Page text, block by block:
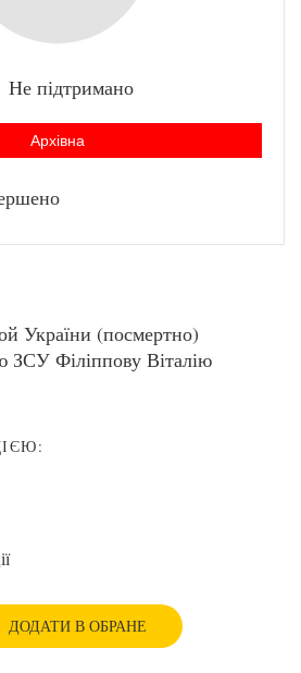
Не підтримано
Архівна
України (посмертно)
ЗСУ Філіппову Віталію
ДОДАТИ В ОБРАНЕ